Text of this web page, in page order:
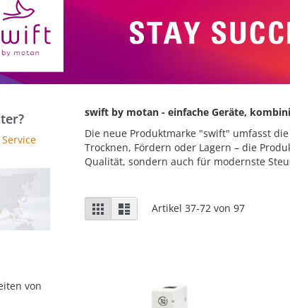
swift by motan - einfache Geräte,
Die neue Produktmarke "swift" umfasst
Trocknen, Fördern oder Lagern – die
Qualität, sondern auch für modernste
Anzeigen
als
Liste Liste Artikel37-72 von97
von